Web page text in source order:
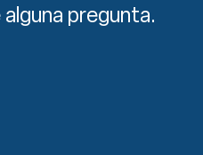
pregunta.